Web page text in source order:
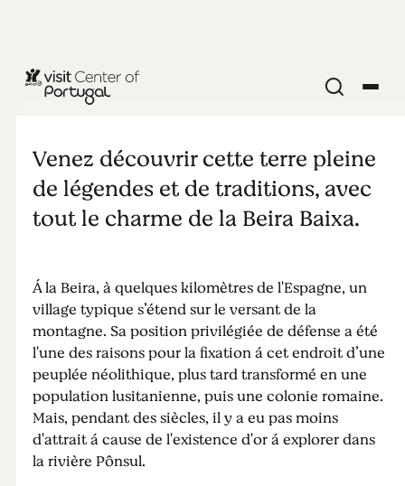
MONUMENTS & ATTRACTIONS
Penha Garcia
Venez découvrir cette terre pleine
de légendes et de traditions, avec
tout le charme de la Beira Baixa.
Á la Beira, à quelques kilomètres de l'Espagne, un
village typique s’étend sur le versant de la
montagne. Sa position privilégiée de défense a été
l'une des raisons pour la fixation á cet endroit d’une
peuplée néolithique, plus tard transformé en une
population lusitanienne, puis une colonie romaine.
Mais, pendant des siècles, il y a eu pas moins
d'attrait á cause de l'existence d'or á explorer dans
la rivière Pônsul.